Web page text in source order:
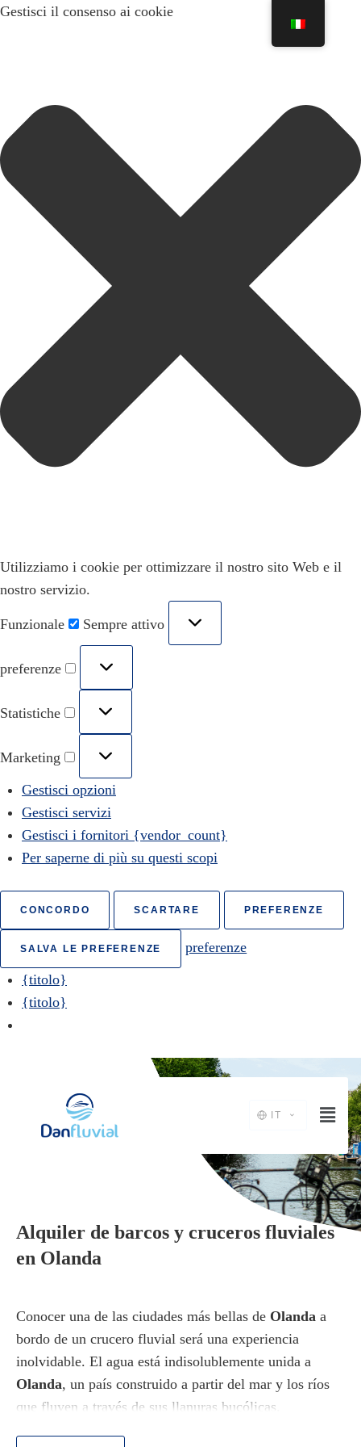
Gestisci il consenso ai cookie
Utilizziamo i cookie per ottimizzare il nostro sito Web e il
nostro servizio.
Funzionale Sempre attivo
preferenze
Statistiche
Marketing
Gestisci opzioni
Gestisci servizi
Gestisci i fornitori {vendor_count}
Per saperne di più su questi scopi
CONCORDO SCARTARE PREFERENZE
SALVA LE PREFERENZE
preferenze
{titolo}
{titolo}
IT
Alquiler de barcos y cruceros fluviales
en Olanda
Conocer una de las ciudades más bellas de Olanda a
bordo de un crucero fluvial será una experiencia
inolvidable. El agua está indisolublemente unida a
Olanda, un país construido a partir del mar y los ríos
que fluyen a través de sus llanuras bucólicas.
Los pintorescos pueblos y los famosos campos de flores